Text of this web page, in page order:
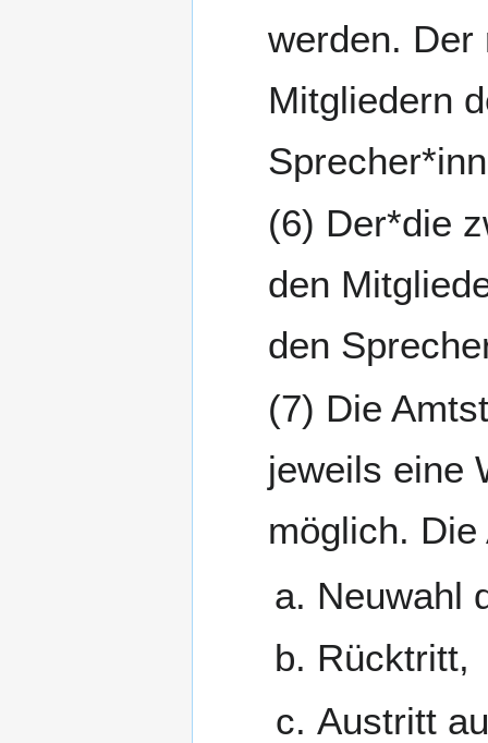
werden. Der
Mitgliedern
Der*die
den
den
Die
jeweils eine
möglich.
Neuwahl
Rücktritt,
Austritt